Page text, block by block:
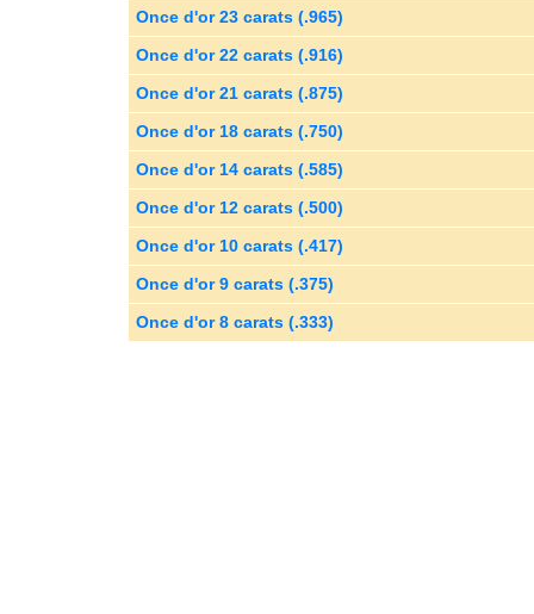
Once d'or 23 carats (.965)
Once d'or 22 carats (.916)
Once d'or 21 carats (.875)
Once d'or 18 carats (.750)
Once d'or 14 carats (.585)
Once d'or 12 carats (.500)
Once d'or 10 carats (.417)
Once d'or 9 carats (.375)
Once d'or 8 carats (.333)